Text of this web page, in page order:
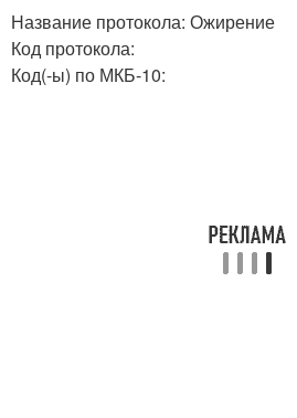
Название протокола: Ожирение
Код протокола:
Код(-ы) по МКБ-10: